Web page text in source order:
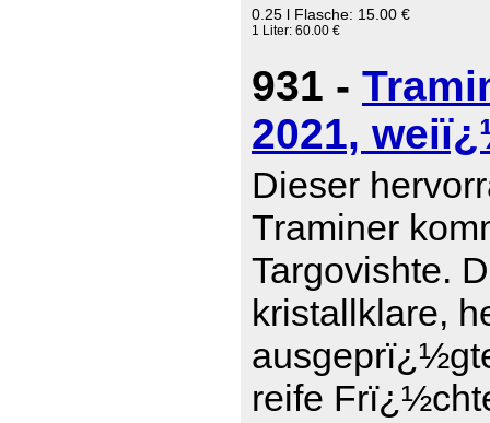
0.25 l Flasche: 15.00 €
1 Liter: 60.00 €
931 -
2021,
Dieser
Traminer
Targovishte.
kristallklare,
reife